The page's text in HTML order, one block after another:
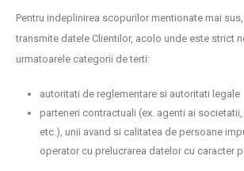
Pentru indeplinirea scopurilor mentionate mai
transmite datele Clientilor, acolo unde este strict
urmatoarele categorii de terti:
autoritati de reglementare si autoritati legale
parteneri contractuali (ex. agenti ai
etc.), unii avand si calitatea de persoane
operator cu prelucrarea datelor cu caracter